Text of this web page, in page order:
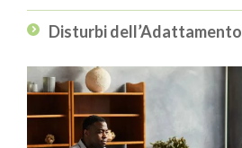
Disturbi dell’Adattamento